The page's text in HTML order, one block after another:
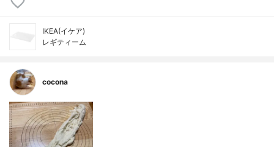
IKEA(イケア)
レギティーム
cocona